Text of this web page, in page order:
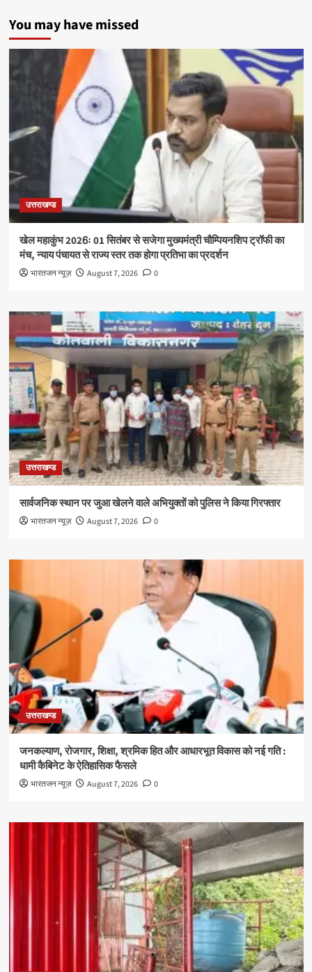
You may have missed
उत्तराखण्ड
खेल महाकुंभ 2026ः 01 सितंबर से सजेगा मुख्यमंत्री चौम्पियनशिप ट्रॉफी का
मंच, न्याय पंचायत से राज्य स्तर तक होगा प्रतिभा का प्रदर्शन
भारतजन न्यूज़ August 7, 2026 0
उत्तराखण्ड
सार्वजनिक स्थान पर जुआ खेलने वाले अभियुक्तों को पुलिस ने किया गिरफ्तार
भारतजन न्यूज़ August 7, 2026 0
उत्तराखण्ड
जनकल्याण, रोजगार, शिक्षा, श्रमिक हित और आधारभूत विकास को नई गति :
धामी कैबिनेट के ऐतिहासिक फैसले
भारतजन न्यूज़ August 7, 2026 0